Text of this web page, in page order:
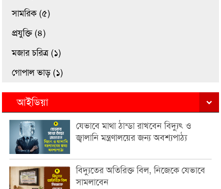
সামরিক (৫)
প্রযুক্তি (৪)
মজার চরিত্র (১)
গোপাল ভাড় (১)
আইডিয়া
যেভাবে মাথা ঠান্ডা রাখবেন বিদ্যুৎ ও
জ্বালানি মন্ত্রণালয়ের জন্য অবশ্যপাঠ্য
বিদ্যুতের অতিরিক্ত বিল, নিজেকে যেভাবে
সামলাবেন